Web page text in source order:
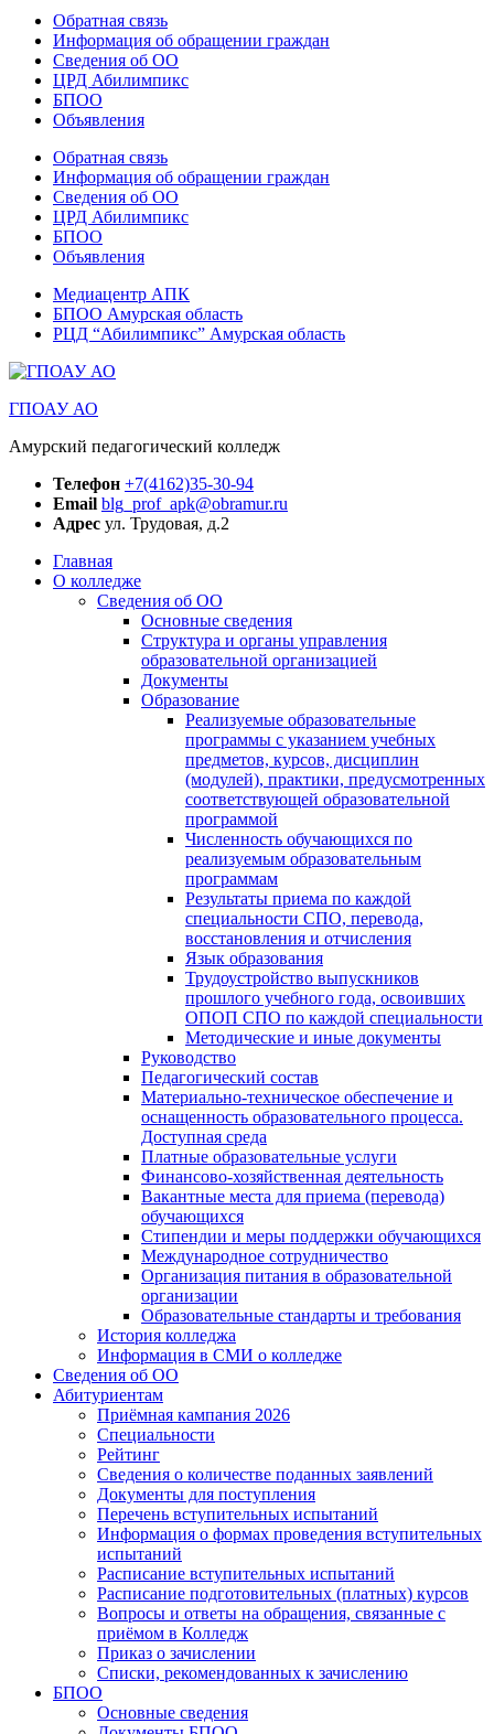
Обратная связь
Информация об обращении граждан
Сведения об ОО
ЦРД Абилимпикс
БПОО
Объявления
Обратная связь
Информация об обращении граждан
Сведения об ОО
ЦРД Абилимпикс
БПОО
Объявления
Медиацентр АПК
БПОО Амурская область
РЦД “Абилимпикс” Амурская область
ГПОАУ АО
Амурский педагогический колледж
Телефон +7(4162)35-30-94
Email blg_prof_apk@obramur.ru
Адрес ул. Трудовая, д.2
Главная
О колледже
Сведения об ОО
Основные сведения
Структура и органы управления
образовательной организацией
Документы
Образование
Реализуемые образовательные
программы с указанием учебных
предметов, курсов, дисциплин
(модулей), практики, предусмотренных
соответствующей образовательной
программой
Численность обучающихся по
реализуемым образовательным
программам
Результаты приема по каждой
специальности СПО, перевода,
восстановления и отчисления
Язык образования
Трудоустройство выпускников
прошлого учебного года, освоивших
ОПОП СПО по каждой специальности
Методические и иные документы
Руководство
Педагогический состав
Материально-техническое обеспечение и
оснащенность образовательного процесса.
Доступная среда
Платные образовательные услуги
Финансово-хозяйственная деятельность
Вакантные места для приема (перевода)
обучающихся
Стипендии и меры поддержки обучающихся
Международное сотрудничество
Организация питания в образовательной
организации
Образовательные стандарты и требования
История колледжа
Информация в СМИ о колледже
Сведения об ОО
Абитуриентам
Приёмная кампания 2026
Специальности
Рейтинг
Сведения о количестве поданных заявлений
Документы для поступления
Перечень вступительных испытаний
Информация о формах проведения вступительных
испытаний
Расписание вступительных испытаний
Расписание подготовительных (платных) курсов
Вопросы и ответы на обращения, связанные с
приёмом в Колледж
Приказ о зачислении
Списки, рекомендованных к зачислению
БПОО
Основные сведения